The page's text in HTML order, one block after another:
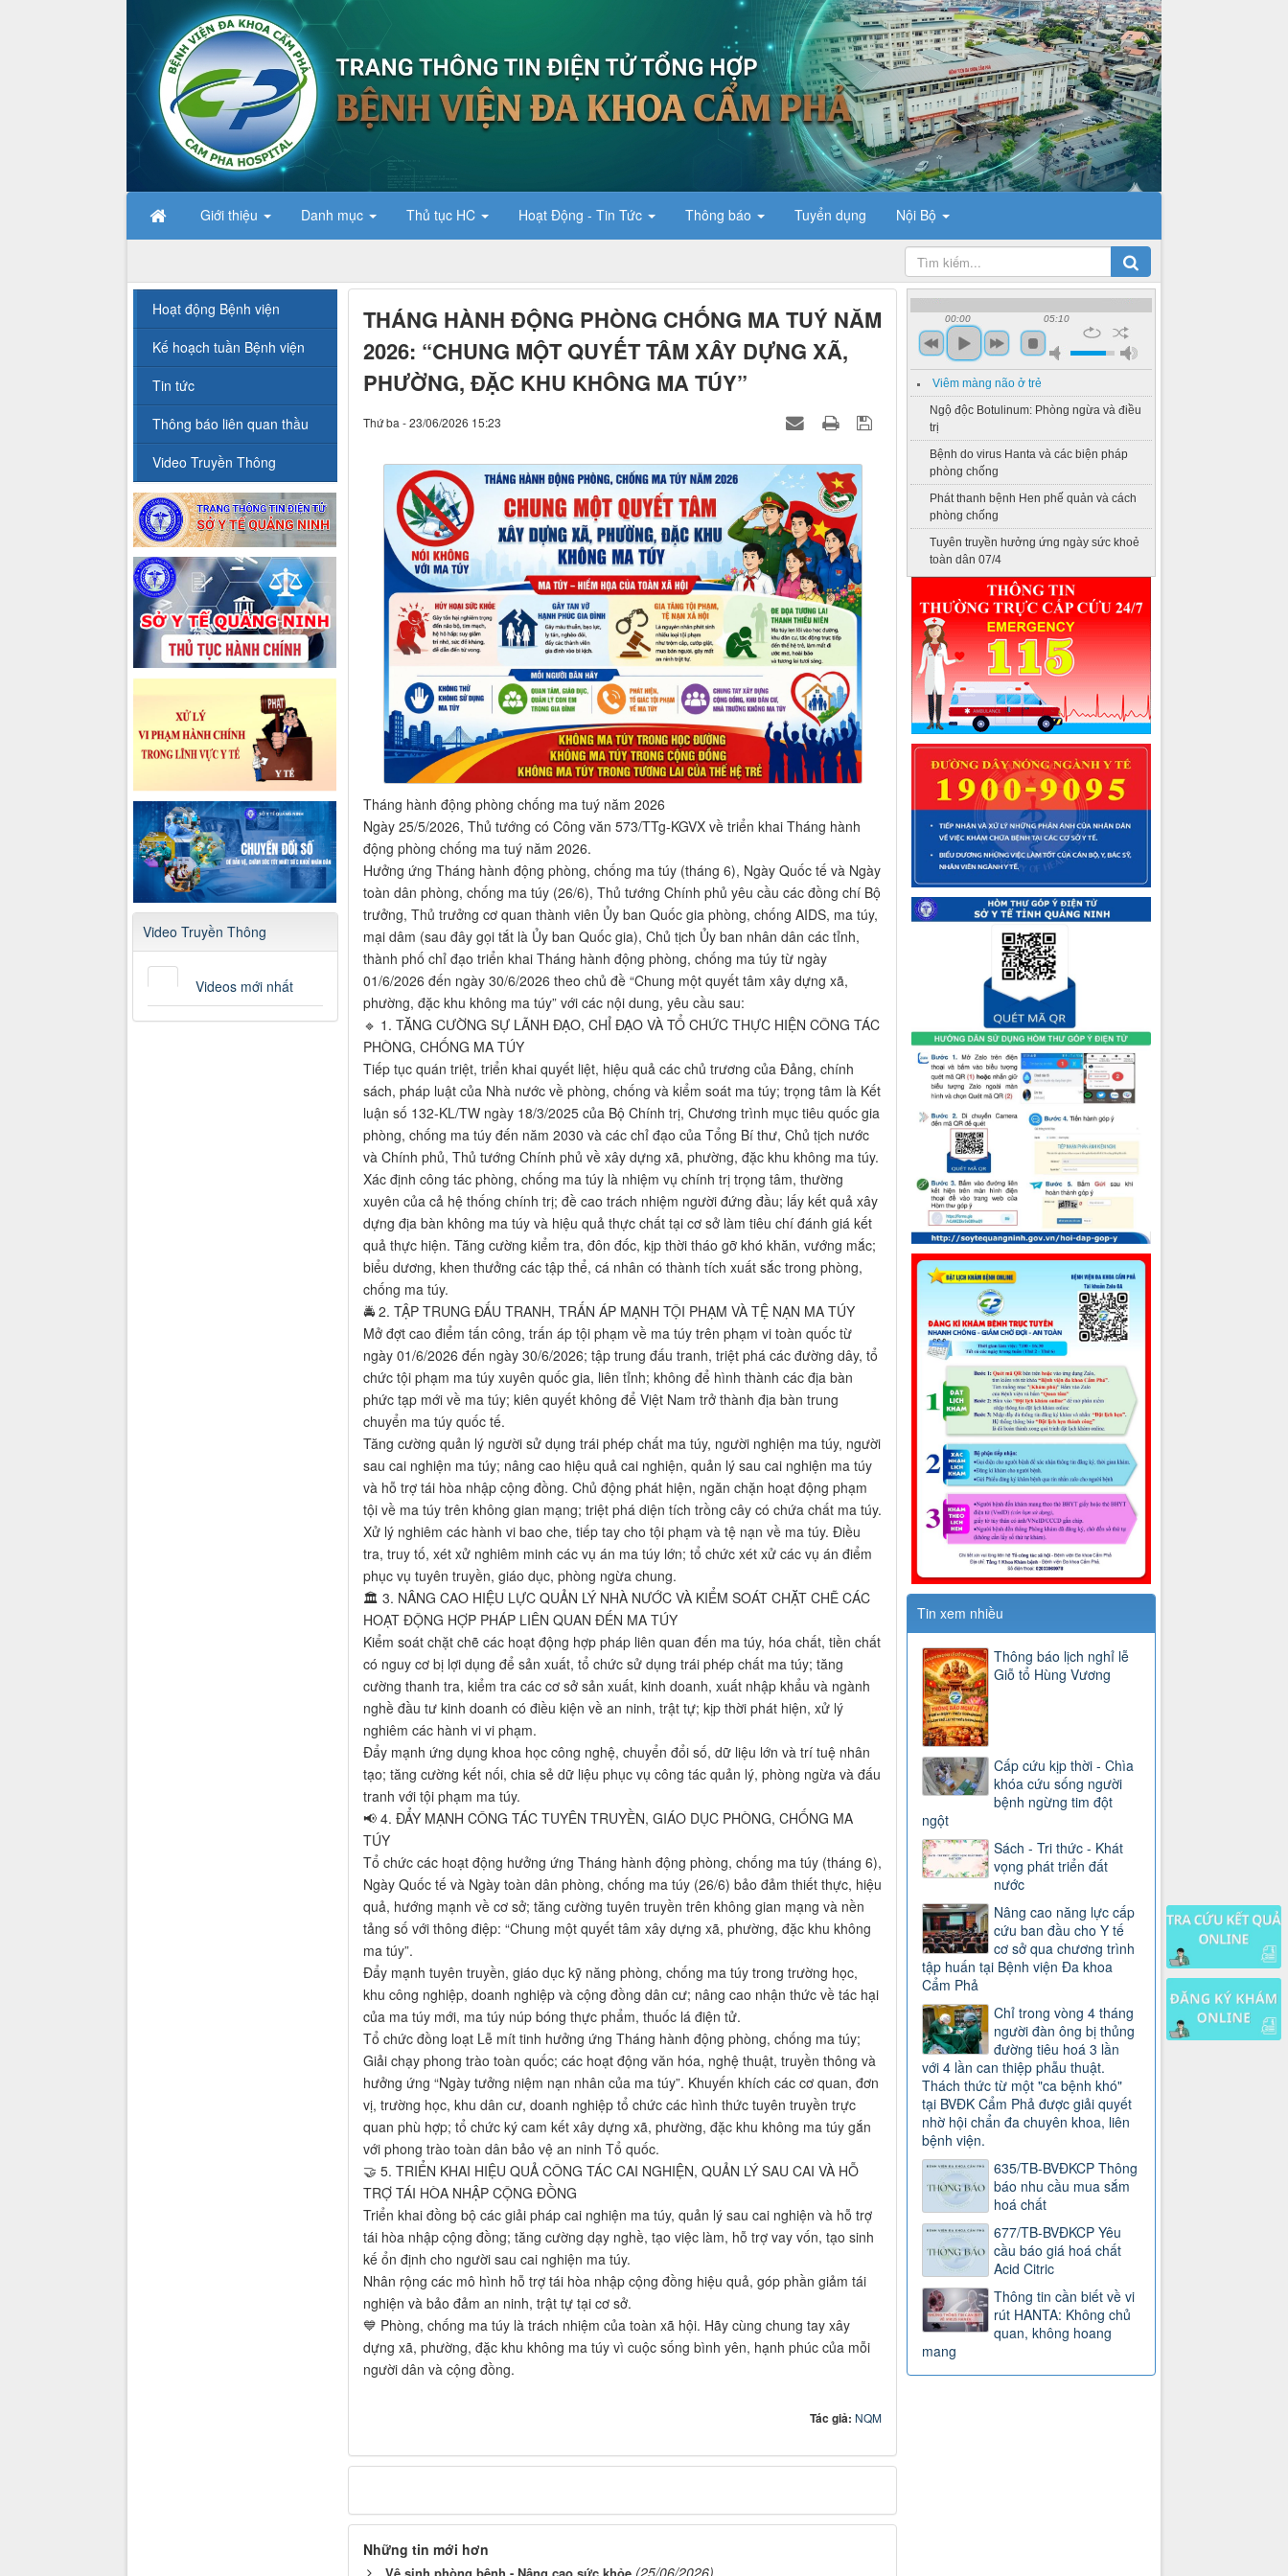
Giới thiệu Danh mục Thủ tục HC Hoạt Động - Tin Tức Thông báo Tuyển dụng Nội Bộ
THÁNG HÀNH ĐỘNG PHÒNG CHỐNG MA TUÝ NĂM
2026: “CHUNG MỘT QUYẾT TÂM XÂY DỰNG XÃ,
PHƯỜNG, ĐẶC KHU KHÔNG MA TÚY”
Thứ ba - 23/06/2026 15:23
Tháng hành động phòng chống ma tuý năm 2026
Ngày 25/5/2026, Thủ tướng có Công văn 573/TTg-KGVX về triển khai Tháng hành
động phòng chống ma tuý năm 2026.
Hưởng ứng Tháng hành động phòng, chống ma túy (tháng 6), Ngày Quốc tế và Ngày
toàn dân phòng, chống ma túy (26/6), Thủ tướng Chính phủ yêu cầu các đồng chí Bộ
trưởng, Thủ trưởng cơ quan thành viên Ủy ban Quốc gia phòng, chống AIDS, ma túy,
mại dâm (sau đây gọi tắt là Ủy ban Quốc gia), Chủ tịch Ủy ban nhân dân các tỉnh,
thành phố chỉ đạo triển khai Tháng hành động phòng, chống ma túy từ ngày
01/6/2026 đến ngày 30/6/2026 theo chủ đề “Chung một quyết tâm xây dựng xã,
phường, đặc khu không ma túy” với các nội dung, yêu cầu sau:
🔹 1. TĂNG CƯỜNG SỰ LÃNH ĐẠO, CHỈ ĐẠO VÀ TỔ CHỨC THỰC HIỆN CÔNG TÁC
PHÒNG, CHỐNG MA TÚY
Tiếp tục quán triệt, triển khai quyết liệt, hiệu quả các chủ trương của Đảng, chính
sách, pháp luật của Nhà nước về phòng, chống và kiểm soát ma túy; trọng tâm là Kết
luận số 132-KL/TW ngày 18/3/2025 của Bộ Chính trị, Chương trình mục tiêu quốc gia
phòng, chống ma túy đến năm 2030 và các chỉ đạo của Tổng Bí thư, Chủ tịch nước
và Chính phủ, Thủ tướng Chính phủ về xây dựng xã, phường, đặc khu không ma túy.
Xác định công tác phòng, chống ma túy là nhiệm vụ chính trị trọng tâm, thường
xuyên của cả hệ thống chính trị; đề cao trách nhiệm người đứng đầu; lấy kết quả xây
dựng địa bàn không ma túy và hiệu quả thực chất tại cơ sở làm tiêu chí đánh giá kết
quả thực hiện. Tăng cường kiểm tra, đôn đốc, kịp thời tháo gỡ khó khăn, vướng mắc;
biểu dương, khen thưởng các tập thể, cá nhân có thành tích xuất sắc trong phòng,
chống ma túy.
🚔 2. TẬP TRUNG ĐẤU TRANH, TRẤN ÁP MẠNH TỘI PHẠM VÀ TỆ NẠN MA TÚY
Mở đợt cao điểm tấn công, trấn áp tội phạm về ma túy trên phạm vi toàn quốc từ
ngày 01/6/2026 đến ngày 30/6/2026; tập trung đấu tranh, triệt phá các đường dây, tổ
chức tội phạm ma túy xuyên quốc gia, liên tỉnh; không để hình thành các địa bàn
phức tạp mới về ma túy; kiên quyết không để Việt Nam trở thành địa bàn trung
chuyển ma túy quốc tế.
Tăng cường quản lý người sử dụng trái phép chất ma túy, người nghiện ma túy, người
sau cai nghiện ma túy; nâng cao hiệu quả cai nghiện, quản lý sau cai nghiện ma túy
và hỗ trợ tái hòa nhập cộng đồng. Chủ động phát hiện, ngăn chặn hoạt động phạm
tội về ma túy trên không gian mạng; triệt phá diện tích trồng cây có chứa chất ma túy.
Xử lý nghiêm các hành vi bao che, tiếp tay cho tội phạm và tệ nạn về ma túy. Điều
tra, truy tố, xét xử nghiêm minh các vụ án ma túy lớn; tổ chức xét xử các vụ án điểm
phục vụ tuyên truyền, giáo dục, phòng ngừa chung.
🏛️ 3. NÂNG CAO HIỆU LỰC QUẢN LÝ NHÀ NƯỚC VÀ KIỂM SOÁT CHẶT CHẼ CÁC
HOẠT ĐỘNG HỢP PHÁP LIÊN QUAN ĐẾN MA TÚY
Kiểm soát chặt chẽ các hoạt động hợp pháp liên quan đến ma túy, hóa chất, tiền chất
có nguy cơ bị lợi dụng để sản xuất, tổ chức sử dụng trái phép chất ma túy; tăng
cường thanh tra, kiểm tra các cơ sở sản xuất, kinh doanh, xuất nhập khẩu và ngành
nghề đầu tư kinh doanh có điều kiện về an ninh, trật tự; kịp thời phát hiện, xử lý
nghiêm các hành vi vi phạm.
Đẩy mạnh ứng dụng khoa học công nghệ, chuyển đổi số, dữ liệu lớn và trí tuệ nhân
tạo; tăng cường kết nối, chia sẻ dữ liệu phục vụ công tác quản lý, phòng ngừa và đấu
tranh với tội phạm ma túy.
📢 4. ĐẨY MẠNH CÔNG TÁC TUYÊN TRUYỀN, GIÁO DỤC PHÒNG, CHỐNG MA
TÚY
Tổ chức các hoạt động hưởng ứng Tháng hành động phòng, chống ma túy (tháng 6),
Ngày Quốc tế và Ngày toàn dân phòng, chống ma túy (26/6) bảo đảm thiết thực, hiệu
quả, hướng mạnh về cơ sở; tăng cường tuyên truyền trên không gian mạng và nền
tảng số với thông điệp: “Chung một quyết tâm xây dựng xã, phường, đặc khu không
ma túy”.
Đẩy mạnh tuyên truyền, giáo dục kỹ năng phòng, chống ma túy trong trường học,
khu công nghiệp, doanh nghiệp và cộng đồng dân cư; nâng cao nhận thức về tác hại
của ma túy mới, ma túy núp bóng thực phẩm, thuốc lá điện tử.
Tổ chức đồng loạt Lễ mít tinh hưởng ứng Tháng hành động phòng, chống ma túy;
Giải chạy phong trào toàn quốc; các hoạt động văn hóa, nghệ thuật, truyền thông và
hưởng ứng “Ngày tưởng niệm nạn nhân của ma túy”. Khuyến khích các cơ quan, đơn
vị, trường học, khu dân cư, doanh nghiệp tổ chức các hình thức tuyên truyền trực
quan phù hợp; tổ chức ký cam kết xây dựng xã, phường, đặc khu không ma túy gắn
với phong trào toàn dân bảo vệ an ninh Tổ quốc.
🤝 5. TRIỂN KHAI HIỆU QUẢ CÔNG TÁC CAI NGHIỆN, QUẢN LÝ SAU CAI VÀ HỖ
TRỢ TÁI HÒA NHẬP CỘNG ĐỒNG
Triển khai đồng bộ các giải pháp cai nghiện ma túy, quản lý sau cai nghiện và hỗ trợ
tái hòa nhập cộng đồng; tăng cường dạy nghề, tạo việc làm, hỗ trợ vay vốn, tạo sinh
kế ổn định cho người sau cai nghiện ma túy.
Nhân rộng các mô hình hỗ trợ tái hòa nhập cộng đồng hiệu quả, góp phần giảm tái
nghiện và bảo đảm an ninh, trật tự tại cơ sở.
💙 Phòng, chống ma túy là trách nhiệm của toàn xã hội. Hãy cùng chung tay xây
dựng xã, phường, đặc khu không ma túy vì cuộc sống bình yên, hạnh phúc của mỗi
người dân và cộng đồng.
Tác giả: NQM
Những tin mới hơn
00:00 05:10
Viêm màng não ở trẻ
Ngộ độc Botulinum: Phòng ngừa và điều
trị
Bệnh do virus Hanta và các biện pháp
phòng chống
Phát thanh bệnh Hen phế quản và cách
phòng chống
Tuyên truyền hưởng ứng ngày sức khoẻ
toàn dân 07/4
Tin xem nhiều
Thông báo lịch nghỉ lễ
Giỗ tổ Hùng Vương
Cấp cứu kịp thời - Chìa
khóa cứu sống người
bệnh ngừng tim đột
ngột
Sách - Tri thức - Khát
vọng phát triển đất
nước
Nâng cao năng lực cấp
cứu ban đầu cho Y tế
cơ sở qua chương trình
tập huấn tại Bệnh viện Đa khoa
Cẩm Phả
Chỉ trong vòng 4 tháng
người đàn ông bị thủng
đường tiêu hoá 3 lần
với 4 lần can thiệp phẫu thuật.
Thách thức từ một "ca bệnh khó"
tại BVĐK Cẩm Phả được giải quyết
nhờ hội chẩn đa chuyên khoa, liên
bệnh viện.
635/TB-BVĐKCP Thông
báo nhu cầu mua sắm
hoá chất
677/TB-BVĐKCP Yêu
cầu báo giá hoá chất
Acid Citric
Thông tin cần biết về vi
rút HANTA: Không chủ
quan, không hoang
mang
Hoạt động Bệnh viện
Kế hoạch tuần Bệnh viện
Tin tức
Thông báo liên quan thầu
Video Truyền Thông
Video Truyền Thông
Videos mới nhất